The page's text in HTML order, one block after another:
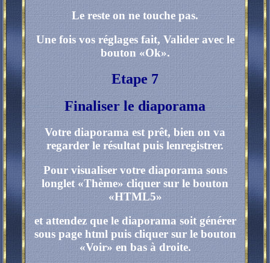
Le reste on ne touche pas.
Une fois vos réglages fait, Valider avec le
bouton «Ok».
Etape 7
Finaliser le diaporama
Votre diaporama est prêt, bien on va
regarder le résultat puis lenregistrer.
Pour visualiser votre diaporama sous
longlet «Thème» cliquer sur le bouton
«HTML5»
et attendez que le diaporama soit générer
sous page html puis cliquer sur le bouton
«Voir» en bas à droite.